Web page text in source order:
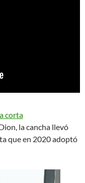
la cancha llevó
que en 2020 adoptó